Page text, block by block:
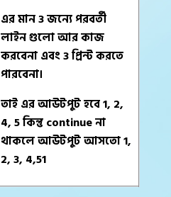
এর মান 3 জন্যে পরবর্তী
লাইন গুলো আর কাজ
করবেনা এবং 3 প্রিন্ট করতে
পারবেনা।
তাই এর আউটপুট হবে 1, 2,
4, 5 কিন্তু continue না
থাকলে আউটপুট আসতো 1,
2, 3, 4,51